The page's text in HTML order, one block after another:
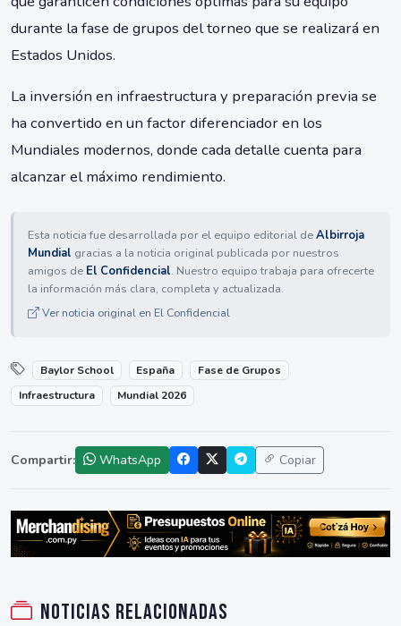
durante la fase de grupos del torneo que se realizará en
Estados Unidos.
La inversión en infraestructura y preparación previa se
ha convertido en un factor diferenciador en los
Mundiales modernos, donde cada detalle cuenta para
alcanzar el máximo rendimiento.
Esta noticia fue desarrollada por el equipo editorial deAlbirroja
Mundial gracias a la noticia original publicada por nuestros
amigos de El Confidencial. Nuestro equipo trabaja para ofrecerte
la información más clara, completa y actualizada.
Ver noticia original en El Confidencial
Baylor School España
Fase de Grupos
Infraestructura
Mundial 2026
Compartir: WhatsApp Copiar
Noticias relacionadas